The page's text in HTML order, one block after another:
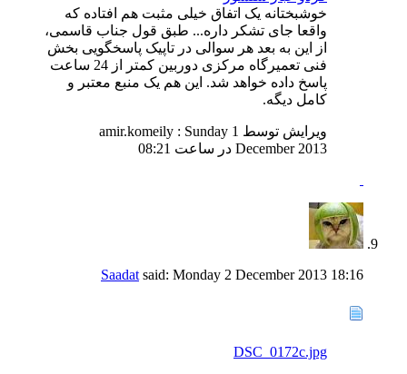
خوشبختانه یک اتفاق خیلی مثبت هم افتاده که
واقعا جای تشکر داره... طبق قول جناب قاسمی،
از این به بعد هر سوالی در تاپیک پاسخگویی بخش
فنی تعمیرگاه مرکزی دوربین کمتر از 24 ساعت
پاسخ داده خواهد شد. این هم یک منبع معتبر و
کامل دیگه.
ویرایش توسط amir.komeily : Sunday 1
December 2013 در ساعت
08:21
Saadat said: Monday 2 December 2013 18:16
DSC_0172c.jpg